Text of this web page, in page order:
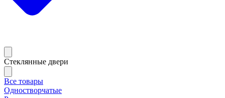
Стеклянные двери
Все товары
Одностворчатые